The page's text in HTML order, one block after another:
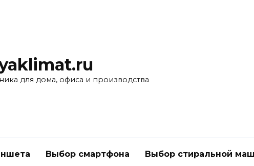
для дома, офиса и производства
Выбор смартфона Выбор стиральной